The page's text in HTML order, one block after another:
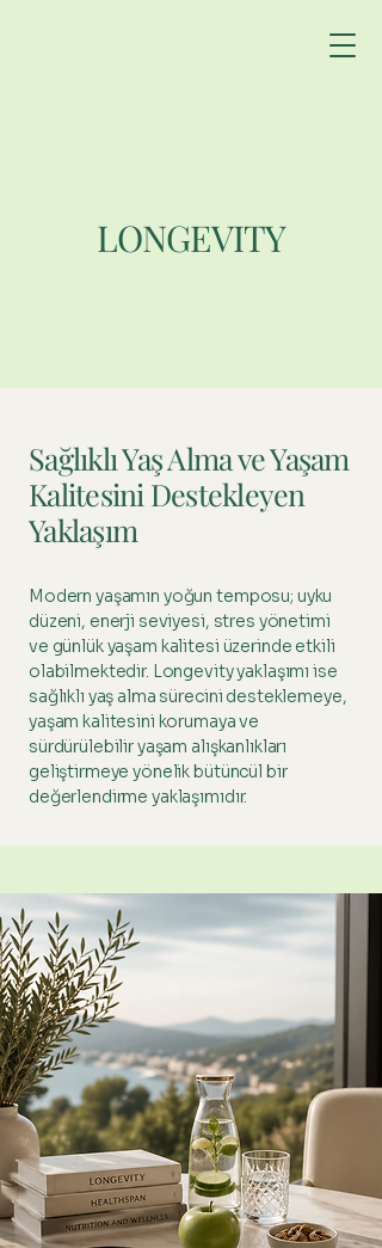
LONGEVITY
Sağlıklı Yaş Alma ve Yaşam
Kalitesini Destekleyen
Yaklaşım
Modern yaşamın yoğun temposu; uyku
düzeni, enerji seviyesi, stres yönetimi
ve günlük yaşam kalitesi üzerinde etkili
olabilmektedir. Longevity yaklaşımı ise
sağlıklı yaş alma sürecini desteklemeye,
yaşam kalitesini korumaya ve
sürdürülebilir yaşam alışkanlıkları
geliştirmeye yönelik bütüncül bir
değerlendirme yaklaşımıdır.